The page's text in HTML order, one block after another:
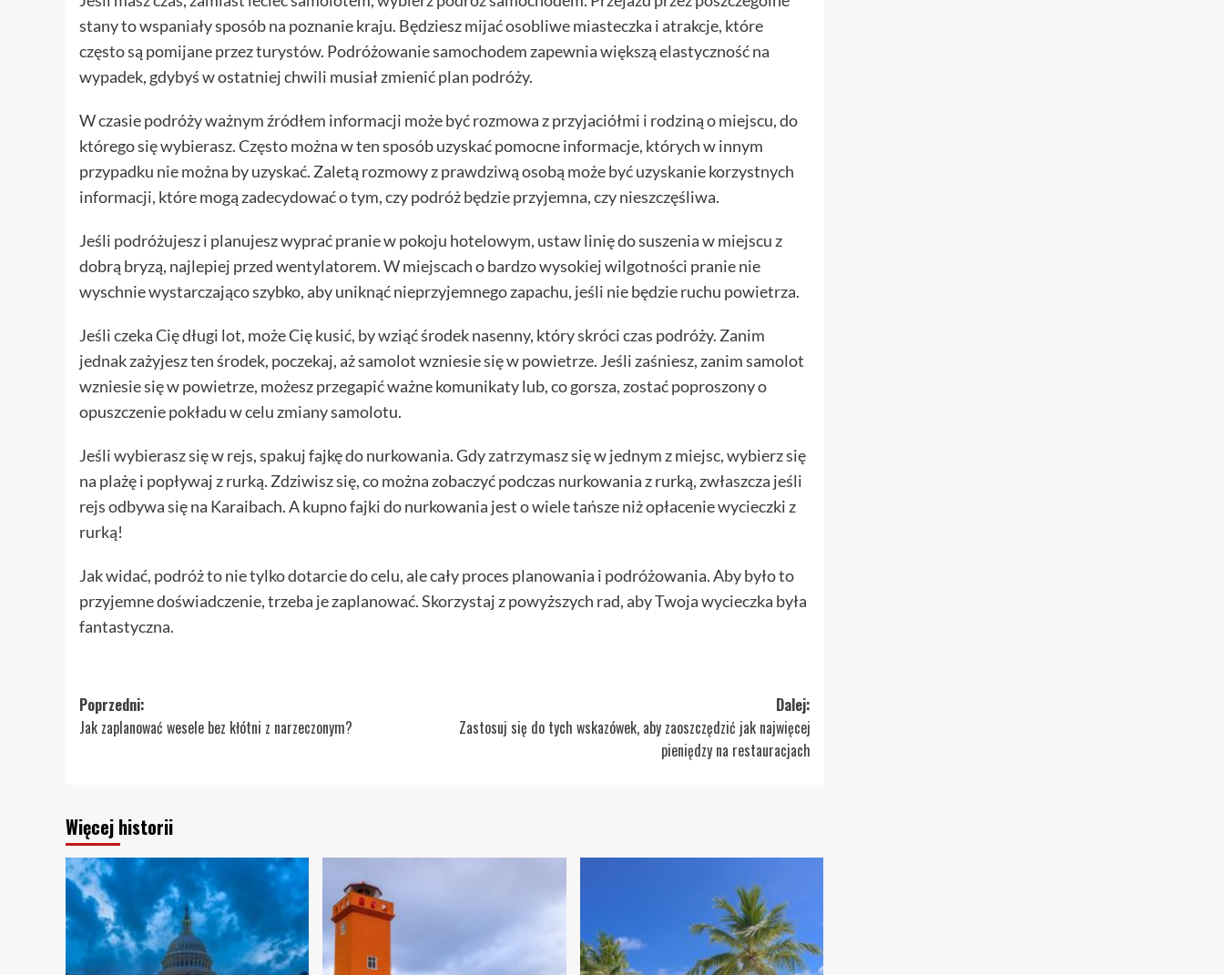
stany to wspaniały sposób na poznanie kraju. Będziesz mijać osobliwe miasteczka i atrakcje, które
często są pomijane przez turystów. Podróżowanie samochodem zapewnia większą elastyczność na
wypadek, gdybyś w ostatniej chwili musiał zmienić plan podróży.
W czasie podróży ważnym źródłem informacji może być rozmowa z przyjaciółmi i rodziną o miejscu, do
którego się wybierasz. Często można w ten sposób uzyskać pomocne informacje, których w innym
przypadku nie można by uzyskać. Zaletą rozmowy z prawdziwą osobą może być uzyskanie korzystnych
informacji, które mogą zadecydować o tym, czy podróż będzie przyjemna, czy nieszczęśliwa.
Jeśli podróżujesz i planujesz wyprać pranie w pokoju hotelowym, ustaw linię do suszenia w miejscu z
dobrą bryzą, najlepiej przed wentylatorem. W miejscach o bardzo wysokiej wilgotności pranie nie
wyschnie wystarczająco szybko, aby uniknąć nieprzyjemnego zapachu, jeśli nie będzie ruchu powietrza.
Jeśli czeka Cię długi lot, może Cię kusić, by wziąć środek nasenny, który skróci czas podróży. Zanim
jednak zażyjesz ten środek, poczekaj, aż samolot wzniesie się w powietrze. Jeśli zaśniesz, zanim samolot
wzniesie się w powietrze, możesz przegapić ważne komunikaty lub, co gorsza, zostać poproszony o
opuszczenie pokładu w celu zmiany samolotu.
Jeśli wybierasz się w rejs, spakuj fajkę do nurkowania. Gdy zatrzymasz się w jednym z miejsc, wybierz się
na plażę i popływaj z rurką. Zdziwisz się, co można zobaczyć podczas nurkowania z rurką, zwłaszcza jeśli
rejs odbywa się na Karaibach. A kupno fajki do nurkowania jest o wiele tańsze niż opłacenie wycieczki z
rurką!
Jak widać, podróż to nie tylko dotarcie do celu, ale cały proces planowania i podróżowania. Aby było to
przyjemne doświadczenie, trzeba je zaplanować. Skorzystaj z powyższych rad, aby Twoja wycieczka była
fantastyczna.
Zobacz
wpisy
Poprzedni:
Jak zaplanować wesele bez kłótni z narzeczonym?
Dalej:
Zastosuj się do tych wskazówek, aby zaoszczędzić jak najwięcej
pieniędzy na restauracjach
Więcej historii